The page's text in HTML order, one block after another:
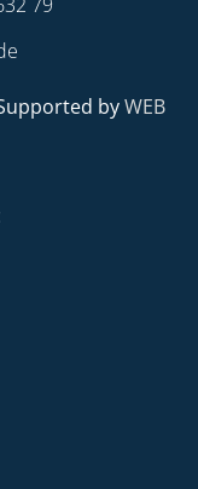
byWEB